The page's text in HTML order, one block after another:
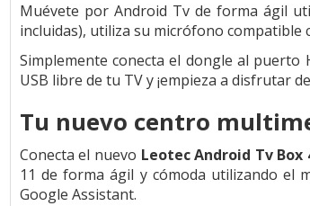
Muévete por Android Tv de forma ágil
incluidas), utiliza su micrófono compatible
Simplemente conecta el dongle al
USB libre de tu TV y ¡empieza a disfrutar
Tu nuevo centro
Conecta el nuevo Leotec Android Tv Box
11 de forma ágil y cómoda utilizando el
Google Assistant.